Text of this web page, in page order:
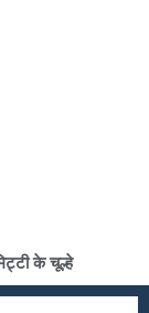
के चूल्हे